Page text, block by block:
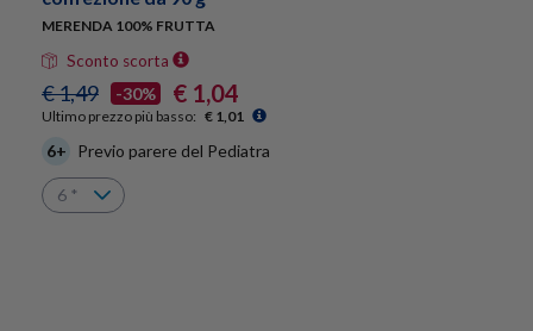
MERENDA 100% FRUTTA
Sconto scorta
€ 1,49 -30% € 1,04
Ultimo prezzo più basso: € 1,01
6+ Previo parere del Pediatra